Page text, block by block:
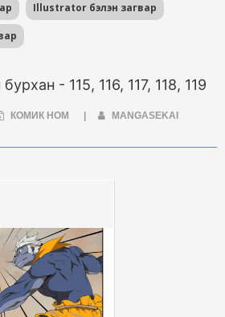
Illustrator бэлэн загвар
- 115, 116, 117, 118, 119
КОМИК НОМ MANGASEKAI